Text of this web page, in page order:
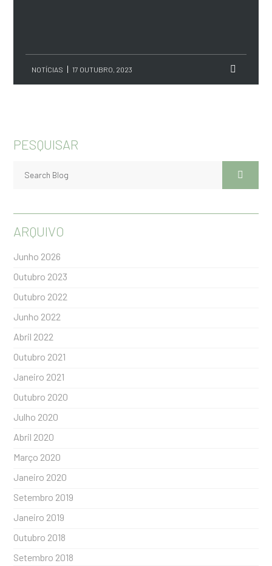
NOTÍCIAS 17 OUTUBRO, 2023
PESQUISAR
ARQUIVO
Junho 2026
Outubro 2023
Outubro 2022
Junho 2022
Abril 2022
Outubro 2021
Janeiro 2021
Outubro 2020
Julho 2020
Abril 2020
Março 2020
Janeiro 2020
Setembro 2019
Janeiro 2019
Outubro 2018
Setembro 2018